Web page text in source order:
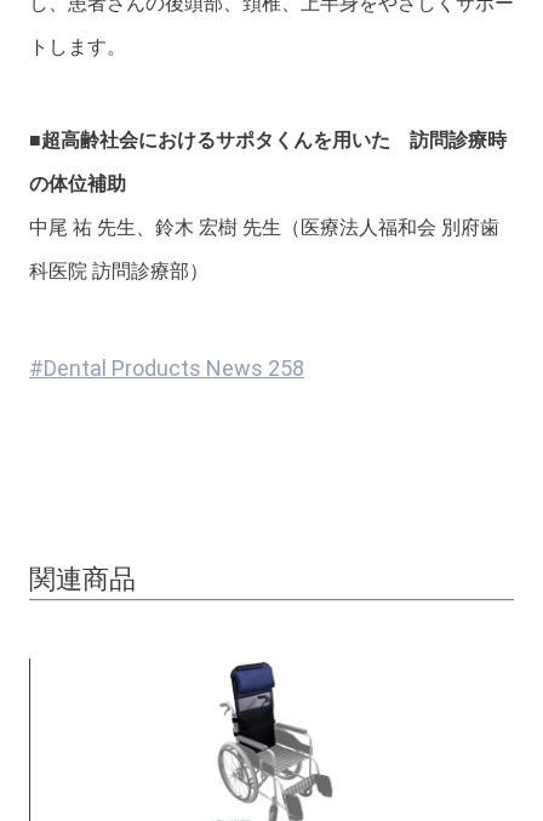
トします。
■超高齢社会におけるサポタくんを用いた 訪問診療時
の体位補助
中尾 祐 先生、鈴木 宏樹 先生（医療法人福和会 別府歯
科医院 訪問診療部）
#Dental Products News 258
関連商品